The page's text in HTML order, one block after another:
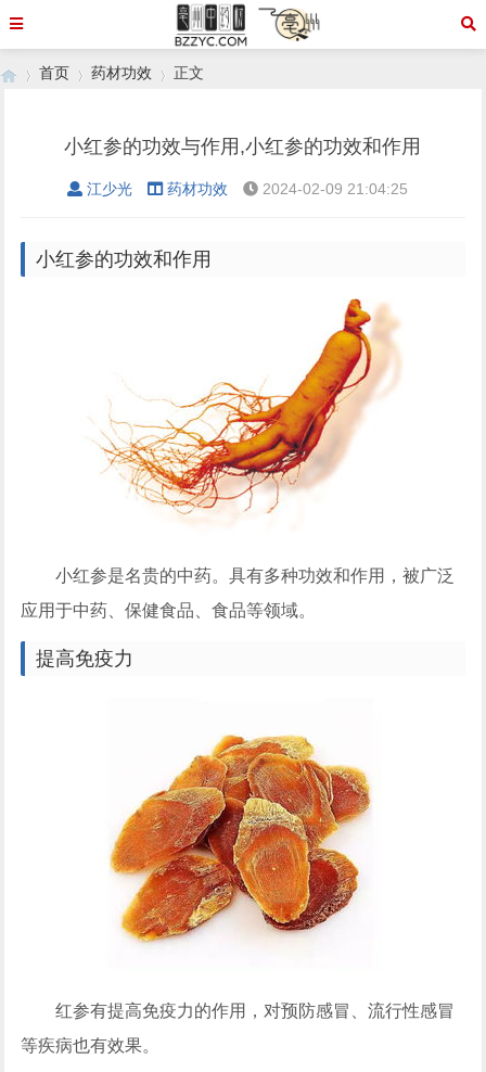
首页 药材功效 正文
小红参的功效与作用,小红参的功效和作用
江少光 药材功效 2024-02-09 21:04:25
小红参的功效和作用
小红参是名贵的中药。具有多种功效和作用，被广泛
应用于中药、保健食品、食品等领域。
提高免疫力
红参有提高免疫力的作用，对预防感冒、流行性感冒
等疾病也有效果。